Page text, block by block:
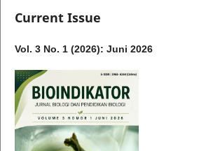
Current Issue
Vol. 3 No. 1 (2026): Juni 2026